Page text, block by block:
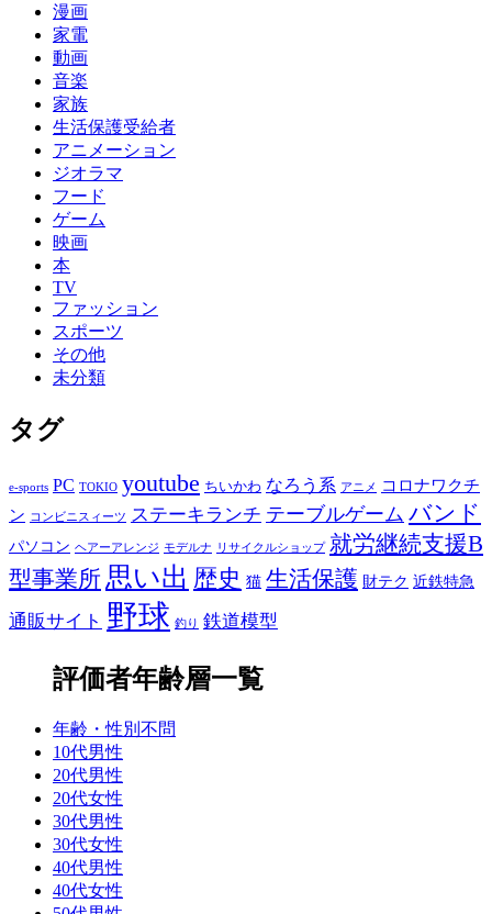
漫画
家電
動画
音楽
家族
生活保護受給者
アニメーション
ジオラマ
フード
ゲーム
映画
本
TV
ファッション
スポーツ
その他
未分類
タグ
e-sports PC TOKIO youtube ちいかわ なろう系 アニメ
コロナワクチ
ン
コンビニスィーツ ステーキランチ テーブルゲーム バンド
パソコン ヘアーアレンジ モデルナ リサイクルショップ 就労継続支援B
型事業所 思い出 歴史 猫 生活保護 財テク 近鉄特急
通販サイト 野球 釣り 鉄道模型
評価者年齢層一覧
年齢・性別不問
10代男性
20代男性
20代女性
30代男性
30代女性
40代男性
40代女性